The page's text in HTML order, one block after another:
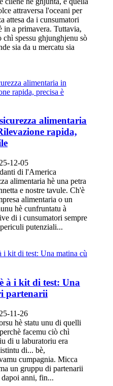
attraversa l'oceani per
attesa da i cunsumatori
a primavera. Tuttavia,
spessu ghjunghjenu sò
sia da u mercatu sia
alimentaria
rapida,
12-05
di l'America
alimentaria hè una petra
e nostre tavule. Ch'è
alimentaria o un
hè cunfruntatu à
di i cunsumatori sempre
putenziali...
à i kit di test: Una
partenarii
11-26
hè statu unu di quelli
facemu ciò chì
di u laburatoriu era
di... bè,
cumpagnia. Micca
un gruppu di partenarii
anni, fin...